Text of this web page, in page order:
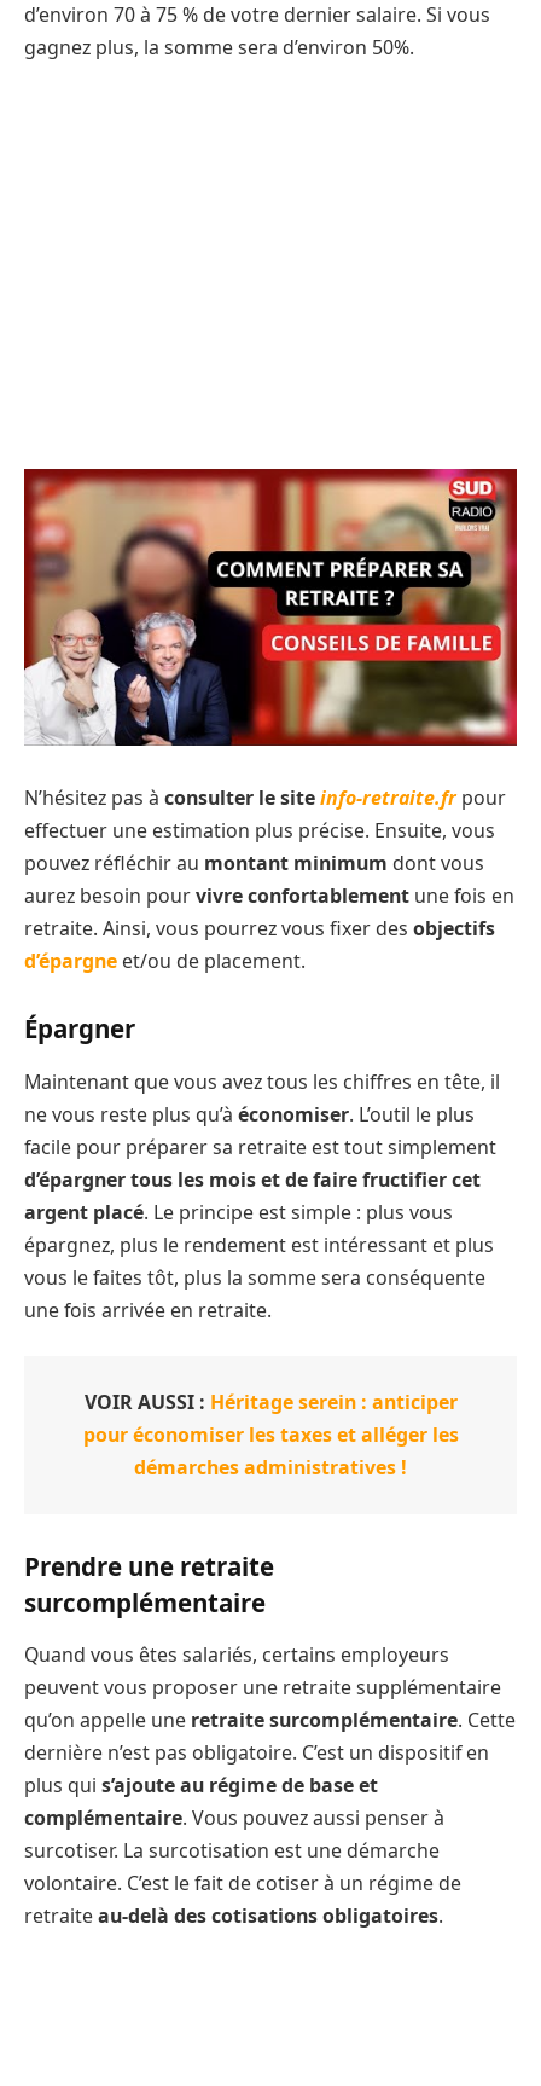
d’environ 70 à 75 % de votre dernier salaire. Si vous
gagnez plus, la somme sera d’environ 50%.
N’hésitez pas à consulter le siteinfo-retraite.fr pour
effectuer une estimation plus précise. Ensuite, vous
pouvez réfléchir au montant minimum dont vous
aurez besoin pourvivre confortablement une fois en
retraite. Ainsi, vous pourrez vous fixer des objectifs
d’épargne et/ou de placement.
Épargner
Maintenant que vous avez tous les chiffres en tête, il
ne vous reste plus qu’à économiser. L’outil le plus
facile pour préparer sa retraite est tout simplement
d’épargner tous les mois et de faire fructifier cet
argent placé. Le principe est simple : plus vous
épargnez, plus le rendement est intéressant et plus
vous le faites tôt, plus la somme sera conséquente
une fois arrivée en retraite.
VOIR AUSSI : Héritage serein : anticiper
pour économiser les taxes et alléger les
démarches administratives !
Prendre une retraite
surcomplémentaire
Quand vous êtes salariés, certains employeurs
peuvent vous proposer une retraite supplémentaire
qu’on appelle une retraite surcomplémentaire. Cette
dernière n’est pas obligatoire. C’est un dispositif en
plus qui s’ajoute au régime de base et
complémentaire. Vous pouvez aussi penser à
surcotiser. La surcotisation est une démarche
volontaire. C’est le fait de cotiser à un régime de
retraiteau-delà des cotisations obligatoires.